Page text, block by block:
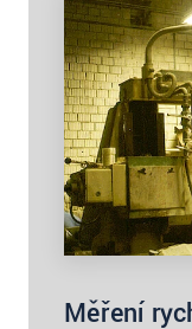
Měření